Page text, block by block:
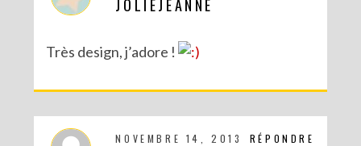
JOLIEJEANNE
Très design, j’adore !
RÉPONDRE
NOVEMBRE 14, 2013